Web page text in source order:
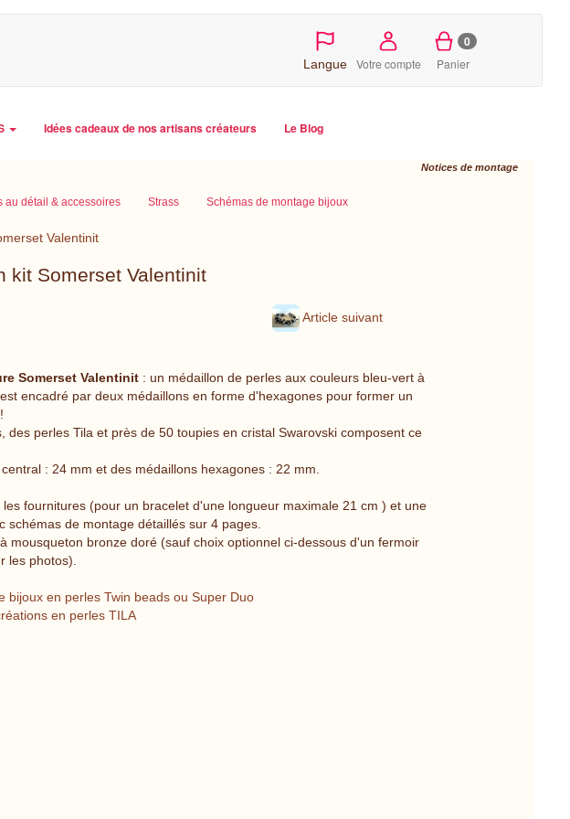
Langue Votre compte
0
Panier
Idées cadeaux de nos artisans créateurs Le Blog
Notices de montage
au détail & accessoires Strass Schémas de montage bijoux
Valentinit
kit Somerset Valentinit
Article suivant
Somerset Valentinit: un médaillon de perles aux couleurs bleu-vert à
encadré par deux médaillons en forme d'hexagones pour former un
des perles Tila et près de 50 toupies en cristal Swarovski composent ce
: 24 mm et des médaillons hexagones : 22 mm.
fournitures (pour un bracelet d'une longueur maximale 21 cm ) et une
schémas de montage détaillés sur 4 pages.
mousqueton bronze doré (sauf choix optionnel ci-dessous d'un fermoir
les photos).
bijoux en perles Twin beads ou Super Duo
en perles TILA